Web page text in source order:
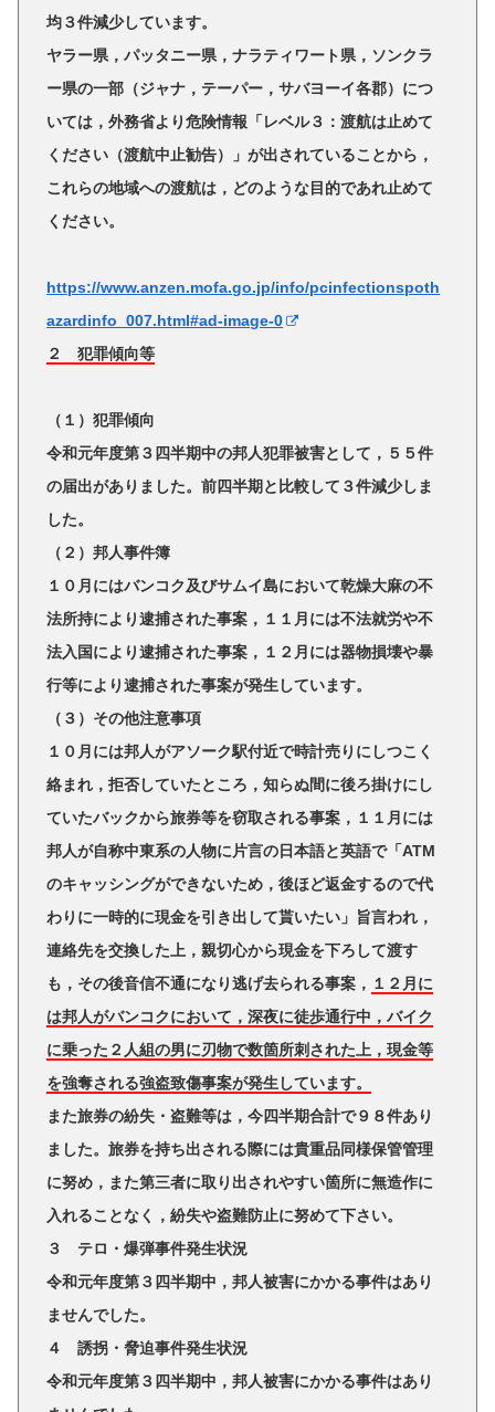
均３件減少しています。
ヤラー県，パッタニー県，ナラティワート県，ソンクラ
ー県の一部（ジャナ，テーパー，サバヨーイ各郡）につ
いては，外務省より危険情報「レベル３：渡航は止めて
ください（渡航中止勧告）」が出されていることから，
これらの地域への渡航は，どのような目的であれ止めて
ください。
https://www.anzen.mofa.go.jp/info/pcinfectionspoth
azardinfo_007.html#ad-image-0
２ 犯罪傾向等
（１）犯罪傾向
令和元年度第３四半期中の邦人犯罪被害として，５５件
の届出がありました。前四半期と比較して３件減少しま
した。
（２）邦人事件簿
１０月にはバンコク及びサムイ島において乾燥大麻の不
法所持により逮捕された事案，１１月には不法就労や不
法入国により逮捕された事案，１２月には器物損壊や暴
行等により逮捕された事案が発生しています。
（３）その他注意事項
１０月には邦人がアソーク駅付近で時計売りにしつこく
絡まれ，拒否していたところ，知らぬ間に後ろ掛けにし
ていたバックから旅券等を窃取される事案，１１月には
邦人が自称中東系の人物に片言の日本語と英語で「ATM
のキャッシングができないため，後ほど返金するので代
わりに一時的に現金を引き出して貰いたい」旨言われ，
連絡先を交換した上，親切心から現金を下ろして渡す
も，その後音信不通になり逃げ去られる事案， １２月に
は邦人がバンコクにおいて，深夜に徒歩通行中，バイク
に乗った２人組の男に刃物で数箇所刺された上，現金等
を強奪される強盗致傷事案が発生しています。
また旅券の紛失・盗難等は，今四半期合計で９８件あり
ました。旅券を持ち出される際には貴重品同様保管管理
に努め，また第三者に取り出されやすい箇所に無造作に
入れることなく，紛失や盗難防止に努めて下さい。
３ テロ・爆弾事件発生状況
令和元年度第３四半期中，邦人被害にかかる事件はあり
ませんでした。
４ 誘拐・脅迫事件発生状況
令和元年度第３四半期中，邦人被害にかかる事件はあり